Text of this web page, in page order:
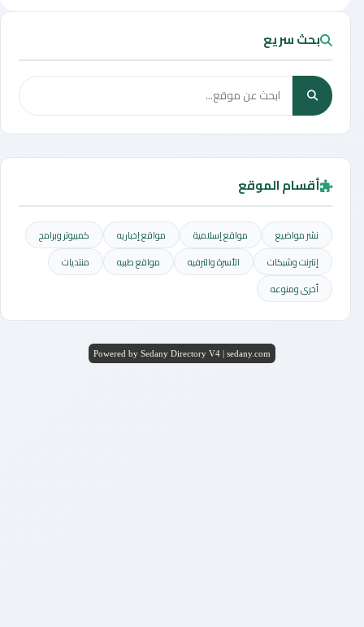
بحث سريع
أقسام الموقع
نشر مواضيع مواقع إسلامية مواقع إخباريه
كمبيوتر وبرامج
إنترنت وشبكات
الأسرة والترفيه مواقع طبيه
منتديات
أخرى ومنوعه
Powered by Sedany Directory V4 | sedany.com